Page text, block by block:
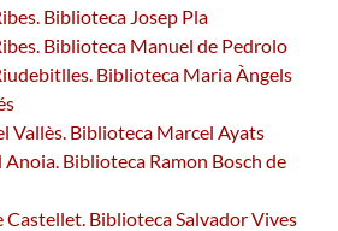
Biblioteca Josep Pla
Biblioteca Manuel de Pedrolo
Biblioteca Maria Àngels
Vallès. Biblioteca Marcel Ayats
Anoia. Biblioteca Ramon Bosch de
Castellet. Biblioteca Salvador Vives